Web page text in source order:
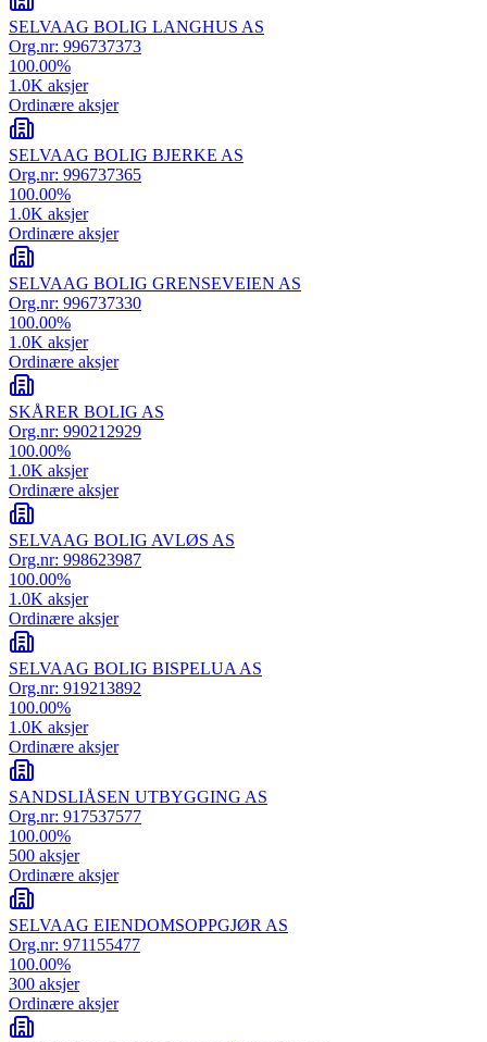
SELVAAG BOLIG LANGHUS AS
Org.nr: 996737373
100.00%
1.0K aksjer
Ordinære aksjer
SELVAAG BOLIG BJERKE AS
Org.nr: 996737365
100.00%
1.0K aksjer
Ordinære aksjer
SELVAAG BOLIG GRENSEVEIEN AS
Org.nr: 996737330
100.00%
1.0K aksjer
Ordinære aksjer
SKÅRER BOLIG AS
Org.nr: 990212929
100.00%
1.0K aksjer
Ordinære aksjer
SELVAAG BOLIG AVLØS AS
Org.nr: 998623987
100.00%
1.0K aksjer
Ordinære aksjer
SELVAAG BOLIG BISPELUA AS
Org.nr: 919213892
100.00%
1.0K aksjer
Ordinære aksjer
SANDSLIÅSEN UTBYGGING AS
Org.nr: 917537577
100.00%
500 aksjer
Ordinære aksjer
SELVAAG EIENDOMSOPPGJØR AS
Org.nr: 971155477
100.00%
300 aksjer
Ordinære aksjer